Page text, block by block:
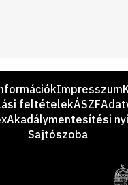
Impresszum
feltételekÁSZF
Akadálymentesítési
Sajtószoba